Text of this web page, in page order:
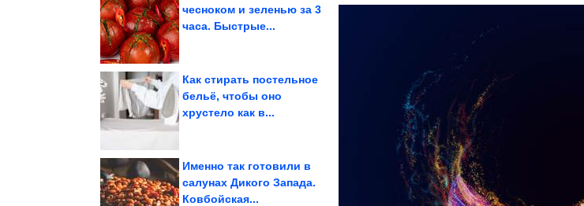
чесноком и зеленью за 3
часа. Быстрые...
Интересные идеи из
Как стирать постельное
бельё, чтобы оно
хрустело как в...
маринад, который
превращал любое...
Именно так готовили в
салунах Дикого Запада.
Ковбойская...